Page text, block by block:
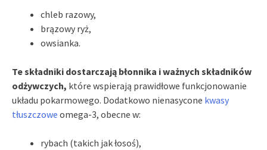
chleb razowy,
brązowy ryż,
owsianka.
Te składniki dostarczają błonnika i ważnych składników
odżywczych, które wspierają prawidłowe funkcjonowanie
układu pokarmowego. Dodatkowo nienasycone kwasy
tłuszczowe omega-3, obecne w:
rybach (takich jak łosoś),